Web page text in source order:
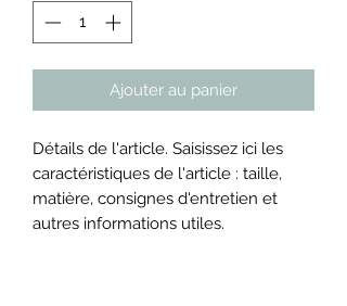
Ajouter au panier
Détails de l'article. Saisissez ici les
caractéristiques de l'article : taille,
matière, consignes d'entretien et
autres informations utiles.